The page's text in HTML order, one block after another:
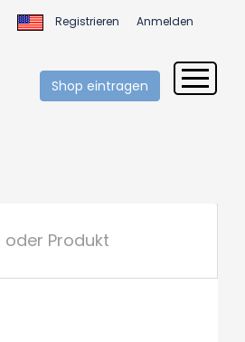
Registrieren Anmelden
Shop eintragen